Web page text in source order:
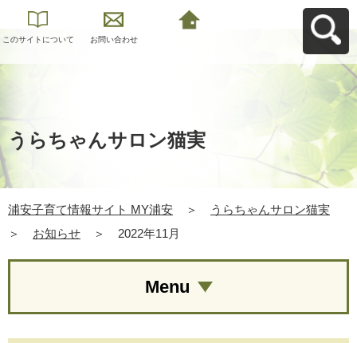
このサイトについて お問い合わせ
うらちゃんサロン猫実
浦安子育て情報サイト MY浦安 ＞
うらちゃんサロン猫実
＞
お知らせ ＞ 2022年11月
Menu